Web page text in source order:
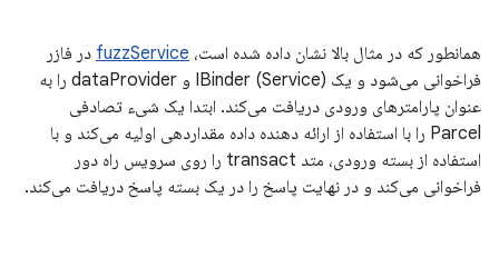
همانطور که در مثال بالا نشان داده شده است، fuzzService در فازر
فراخوانی می‌شود و یک IBinder (Service) و dataProvider را به
عنوان پارامترهای ورودی دریافت می‌کند. ابتدا یک شیء تصادفی
Parcel را با استفاده از ارائه دهنده داده مقداردهی اولیه می‌کند و با
استفاده از بسته ورودی، متد transact را روی سرویس راه دور
فراخوانی می‌کند و در نهایت پاسخ را در یک بسته پاسخ دریافت می‌کند.